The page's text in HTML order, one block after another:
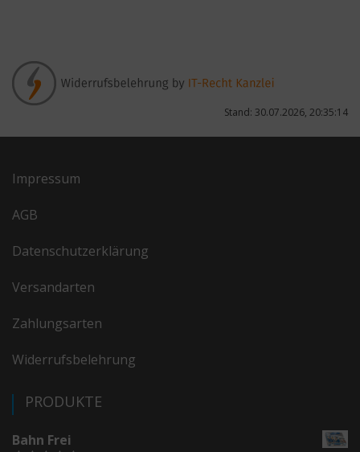
Stand: 30.07.2026, 20:35:14
Impressum
AGB
Datenschutzerklärung
Versandarten
Zahlungsarten
Widerrufsbelehrung
PRODUKTE
Bahn Frei